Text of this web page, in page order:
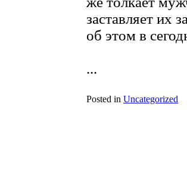
заставляет их
об этом в
...
Posted in Uncategorized